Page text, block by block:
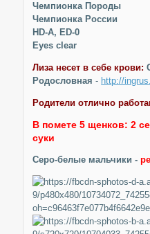
Чемпионка Породы
Чемпионка России
HD-A, ED-0
Eyes clear
Лиза несет в себе крови:
Родословная - http://
Родители отлично
В помете 5 щенков: 2
суки
Серо-белые мальчики -